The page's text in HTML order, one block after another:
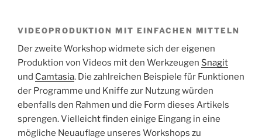
VIDEOPRODUKTION MIT EINFACHEN MITTELN
Der zweite Workshop widmete sich der eigenen
Produktion von Videos mit den Werkzeugen Snagit
und Camtasia. Die zahlreichen Beispiele für Funktionen
der Programme und Kniffe zur Nutzung würden
ebenfalls den Rahmen und die Form dieses Artikels
sprengen. Vielleicht finden einige Eingang in eine
mögliche Neuauflage unseres Workshops zu